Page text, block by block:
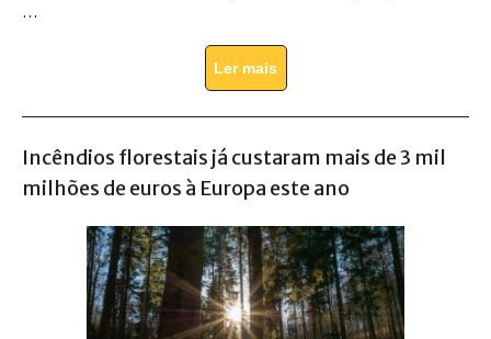
…
Ler mais
Incêndios florestais já custaram mais de 3 mil
milhões de euros à Europa este ano